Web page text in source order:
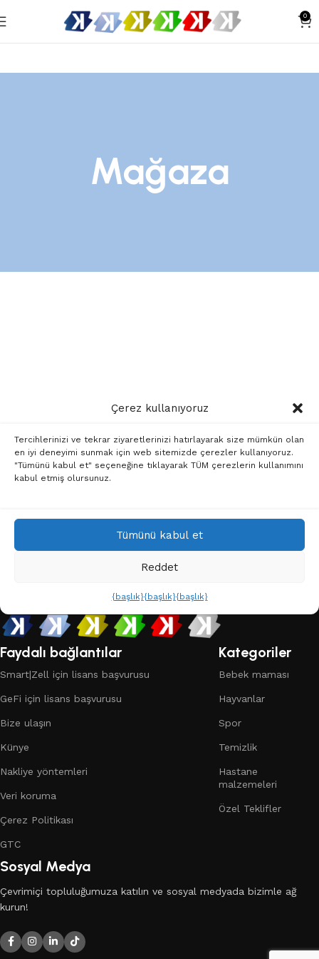
Çerez kullanıyoruz
Tercihlerinizi ve tekrar ziyaretlerinizi hatırlayarak size mümkün olan
en iyi deneyimi sunmak için web sitemizde çerezler kullanıyoruz.
"Tümünü kabul et" seçeneğine tıklayarak TÜM çerezlerin kullanımını
kabul etmiş olursunuz.
Tümünü kabul et
Reddet
{başlık}{başlık}{başlık}
0
Mağaza
Filtreleri temizle Elitis
Seçiminizle eşleşen ürün bulunamadı.
Faydalı bağlantılar
Smart|Zell için lisans başvurusu
GeFi için lisans başvurusu
Bize ulaşın
Künye
Nakliye yöntemleri
Veri koruma
Çerez Politikası
GTC
Kategoriler
Bebek maması
Hayvanlar
Spor
Temizlik
Hastane
malzemeleri
Özel Teklifler
Sosyal Medya
Çevrimiçi topluluğumuza katılın ve sosyal medyada bizimle ağ
kurun!